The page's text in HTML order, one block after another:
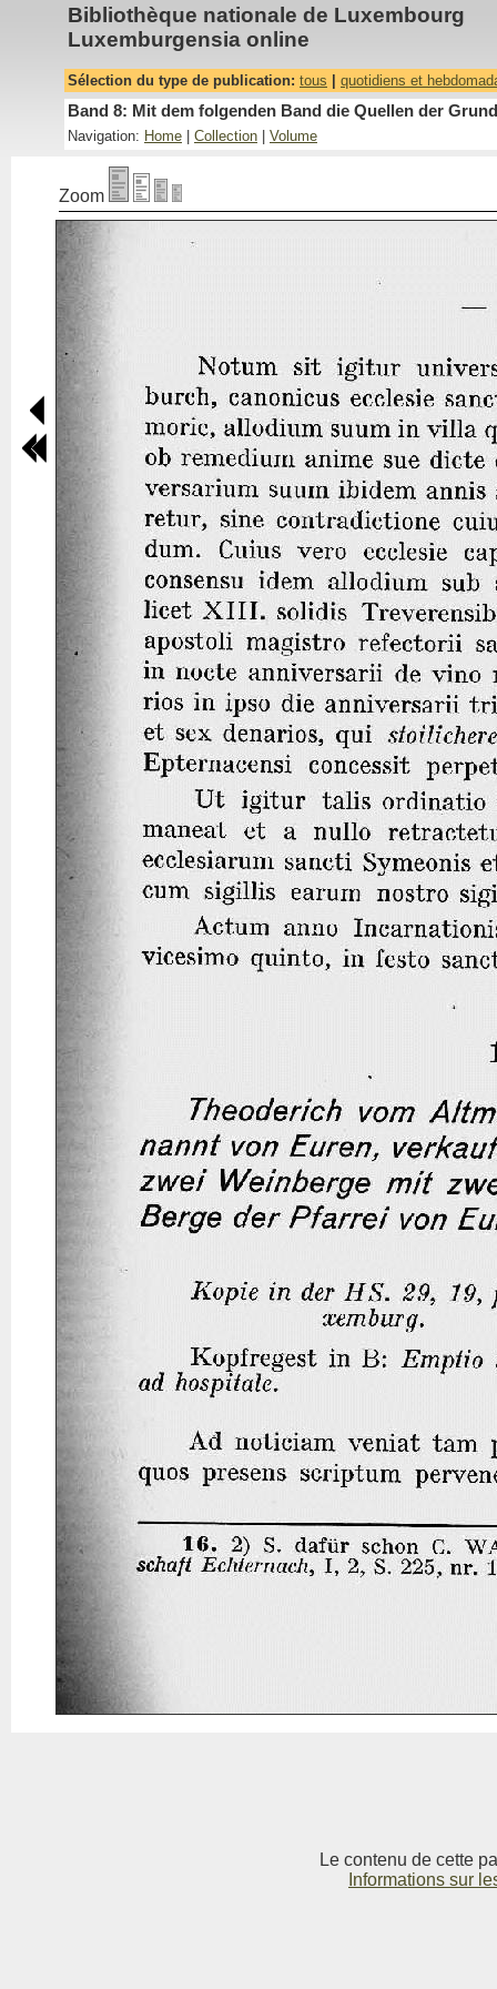
Bibliothèque nationale de Luxembourg
Luxemburgensia online
Sélection du type de publication: tous quotidiens et
Band 8: Mit dem folgenden Band die Quellen der
Navigation: Home Collection Volume
Zoom
Le contenu de cette
Informations sur